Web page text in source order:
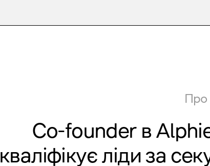
Про
Co-founder в
кваліфікує ліди за